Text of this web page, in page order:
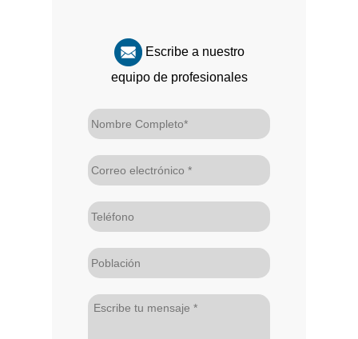
Escribe a nuestro
equipo de profesionales